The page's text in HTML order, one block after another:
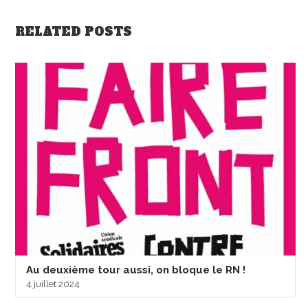
RELATED POSTS
Au deuxième tour aussi, on bloque le RN !
4 juillet 2024